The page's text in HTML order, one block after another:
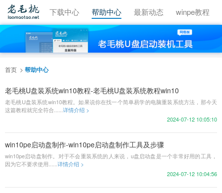
视频教程 下载中心 帮助中心 最新动态 winpe教程
首页 帮助中心
老毛桃U盘装系统win10教程-老毛桃U盘装系统教程win10
老毛桃U盘装系统win10教程。如果说你在找一个简单易学的电脑重装系统方法，那今天
这篇教程就完全符合...... 详情介绍 >
2024-07-12 10:05:10
win10pe启动盘制作-win10pe启动盘制作工具及步骤
win10pe启动盘制作。对于不会重装系统的人来说，u盘启动盘是一个非常好用的工具，
因为它不要求使用......详情介绍 >
2024-07-12 10:04:56